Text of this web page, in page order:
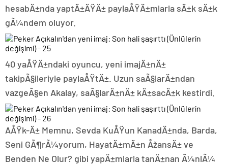
hesabÄ±nda yaptÄ±ÄŸÄ± paylaÅŸÄ±mlarla sÄ±k sÄ±k
gÃ¼ndem oluyor.
40 yaÅŸÄ±ndaki oyuncu, yeni imajÄ±nÄ±
takipÃ§ileriyle paylaÅŸtÄ±. Uzun saÃ§larÄ±ndan
vazgeÃ§en Akalay, saÃ§larÄ±nÄ± kÄ±sacÄ±k kestirdi.
AÅŸk-Ä± Memnu, Sevda KuÅŸun KanadÄ±nda, Barda,
Seni GÃ¶rÃ¼yorum, HayatÄ±mÄ±n ÅžansÄ± ve
Benden Ne Olur? gibi yapÄ±mlarla tanÄ±nan Ã¼nlÃ¼